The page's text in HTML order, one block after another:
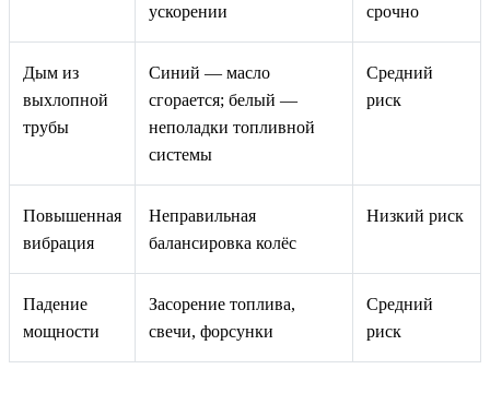
ускорении
срочно
Дым из
выхлопной
трубы
Синий — масло
сгорается; белый —
неполадки топливной
системы
Средний
риск
Повышенная
вибрация
Неправильная
балансировка колёс
Низкий риск
Падение
мощности
Засорение топлива,
свечи, форсунки
Средний
риск